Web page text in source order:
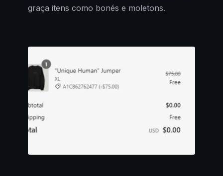
graça itens como bonés e moletons.